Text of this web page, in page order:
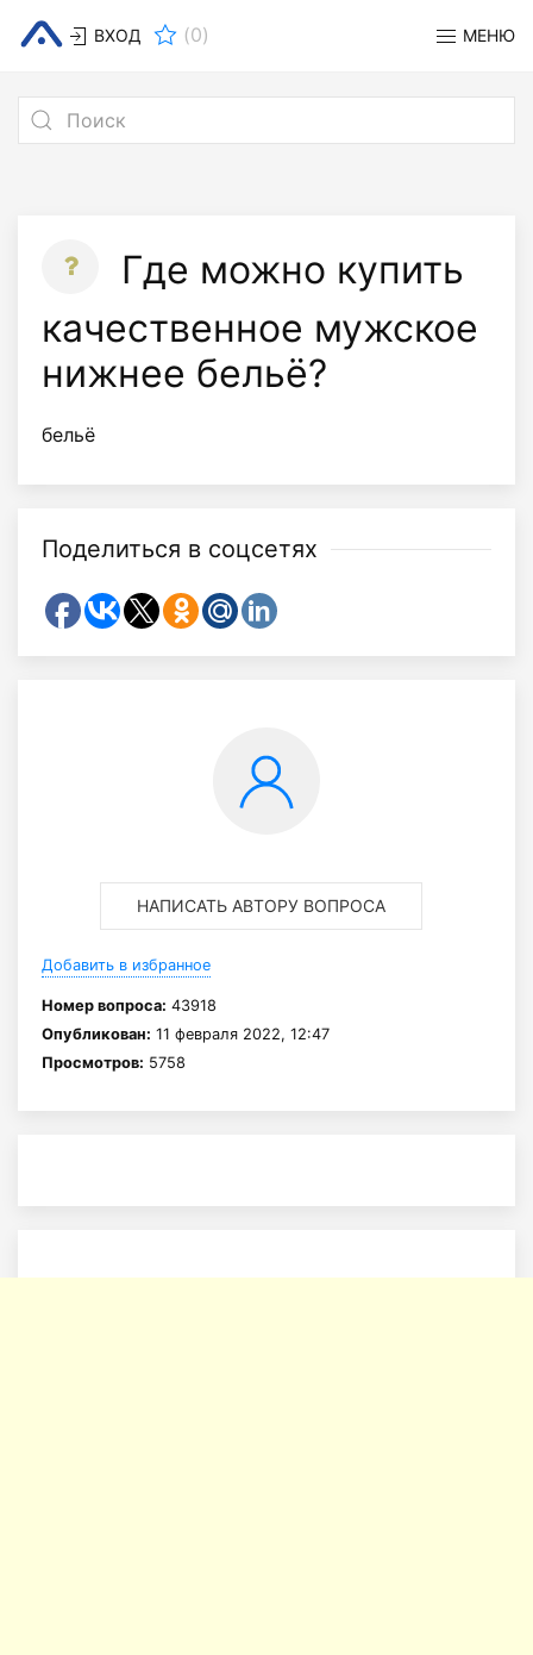
ВХОД (0) МЕНЮ
Где можно купить
качественное мужское
нижнее бельё?
бельё
Поделиться в соцсетях
НАПИСАТЬ АВТОРУ ВОПРОСА
Добавить в избранное
Номер вопроса: 43918
Опубликован: 11 февраля 2022, 12:47
Просмотров: 5758